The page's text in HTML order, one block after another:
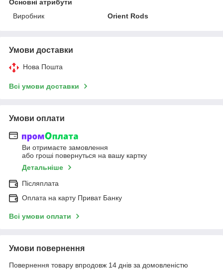
Основні атрибути
Виробник
Orient Rods
Умови доставки
Нова Пошта
Всі умови доставки
Умови оплати
Ви отримаєте замовлення
або гроші повернуться на вашу картку
Детальніше
Післяплата
Оплата на карту Приват Банку
Всі умови оплати
Умови повернення
Повернення товару впродовж 14 днів за домовленістю